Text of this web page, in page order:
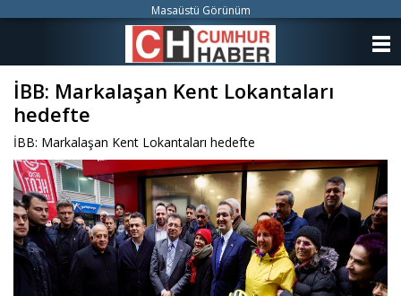
İBB: Markalaşan Kent Lokantaları
hedefte
İBB: Markalaşan Kent Lokantaları hedefte
Masaüstü Görünüm
KATEGORİLER
ANKETLER
FOTO GALERİ
VİDEO GALERİ